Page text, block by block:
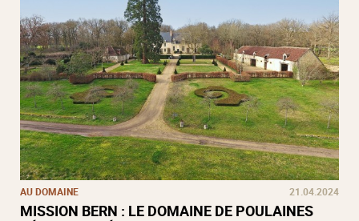
AU DOMAINE 21.04.2024
MISSION BERN : LE DOMAINE DE POULAINES